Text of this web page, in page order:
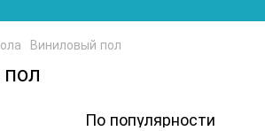
Виниловый пол
По популярности